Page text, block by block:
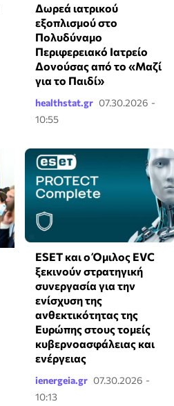
Δωρεά ιατρικού
εξοπλισμού στο
Πολυδύναμο
Περιφερειακό Ιατρείο
Δονούσας από το «Μαζί
για το Παιδί»
healthstat.gr 07.30.2026 -
10:55
ESET και ο Όμιλος EVC
ξεκινούν στρατηγική
συνεργασία για την
ενίσχυση της
ανθεκτικότητας της
Ευρώπης στους τομείς
κυβερνοασφάλειας και
ενέργειας
ienergeia.gr 07.30.2026 -
10:13